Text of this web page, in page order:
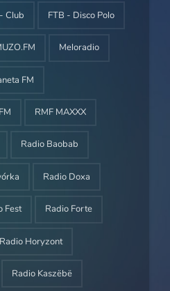
Club FTB - Disco Polo
Meloradio
FM
RMF MAXXX
Radio Baobab
Radio Doxa
Fest Radio Forte
Radio Horyzont
Radio Kaszëbë